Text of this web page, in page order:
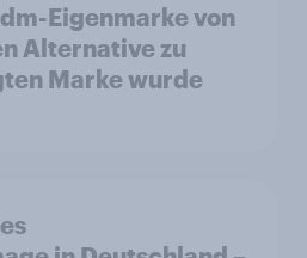
Eigenmarke von
Alternative zu
Marke wurde